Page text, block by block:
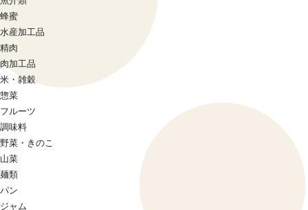
蜂蜜
水産加工品
精肉
肉加工品
米・雑穀
惣菜
フルーツ
調味料
野菜・きのこ
山菜
麺類
パン
ジャム